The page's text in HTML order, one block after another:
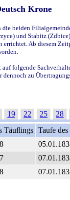
Krone
beiden
und Stabitz
Ab diesem
auf folgende
zu
19 22 25 28
Täuflings Taufe